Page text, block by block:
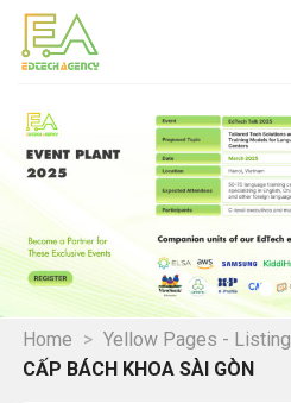
Skip
content
Home > Yellow Pages - Listing
CẤP BÁCH KHOA SÀI GÒN